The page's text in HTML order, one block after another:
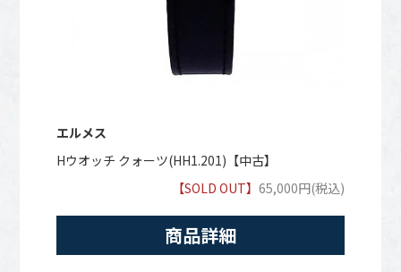
エルメス
Hウオッチ クォーツ(HH1.201)【中古】
【SOLD OUT】65,000円(税込)
商品詳細